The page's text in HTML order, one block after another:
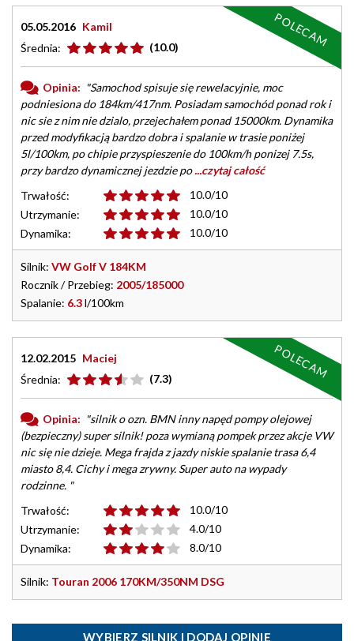
05.05.2016 Kamil
Średnia:
(10.0)
Opinia: "Samochod spisuje się rewelacyjnie, moc
podniesiona do 184km/417nm. Posiadam samochód ponad rok i
nic sie z nim nie dzialo, przejechałem ponad 15000km. Dynamika
przed modyfikacją bardzo dobra i spalanie w trasie poniżej
5l/100km, po chipie przyspieszenie do 100km/h ponizej 7.5s,
przy bardzo dynamicznej jezdzie po...czytaj całość
Trwałość:
10.0/10
Utrzymanie:
10.0/10
Dynamika:
10.0/10
Silnik: VW Golf V 184KM
Rocznik / Przebieg: 2005/185000
Spalanie: 6.3l/100km
POLECAM
12.02.2015 Maciej
Średnia:
(7.3)
Opinia: "silnik o ozn. BMN inny napęd pompy olejowej
(bezpieczny) super silnik! poza wymianą pompek przez akcje VW
nic się nie dzieje. Mega frajda z jazdy niskie spalanie trasa 6,4
miasto 8,4. Cichy i mega zrywny. Super auto na wypady
rodzinne. "
Trwałość:
10.0/10
Utrzymanie:
4.0/10
Dynamika:
8.0/10
Silnik: Touran 2006 170KM/350NM DSG
POLECAM
WYBIERZ SILNIK I DODAJ OPINIĘ